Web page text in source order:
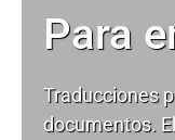
Para
Traducciones
documentos.